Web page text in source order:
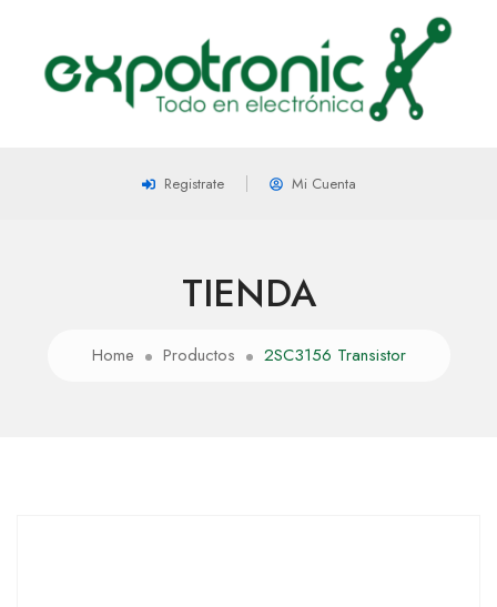
Registrate Mi Cuenta
TIENDA
Home Productos 2SC3156 Transistor